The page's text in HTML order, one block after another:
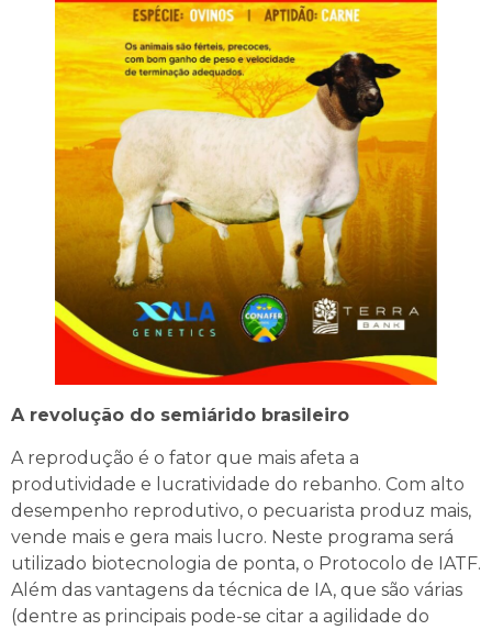
A revolução do semiárido brasileiro
A reprodução é o fator que mais afeta a
produtividade e lucratividade do rebanho. Com alto
desempenho reprodutivo, o pecuarista produz mais,
vende mais e gera mais lucro. Neste programa será
utilizado biotecnologia de ponta, o Protocolo de IATF.
Além das vantagens da técnica de IA, que são várias
(dentre as principais pode-se citar a agilidade do